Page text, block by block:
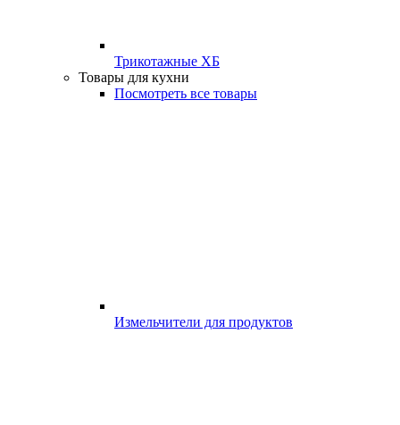
Трикотажные ХБ
Товары для кухни
Посмотреть все товары
Измельчители для продуктов